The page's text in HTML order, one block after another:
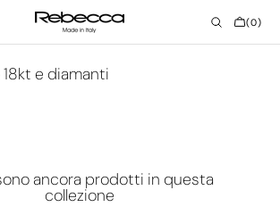
CARRELLO
(0)
0
e diamanti
ancora prodotti in questa
collezione